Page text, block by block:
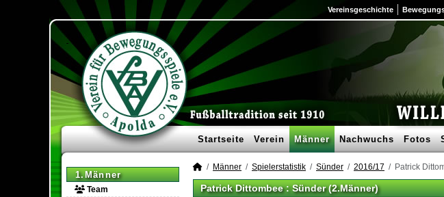
Vereinsgeschichte
Startseite Verein Männer Nachwuchs Fotos
1.Männer
Team
Männer Spielerstatistik Sünder 2016/17 Patrick
Patrick Dittombee : Sünder (2.Männer)